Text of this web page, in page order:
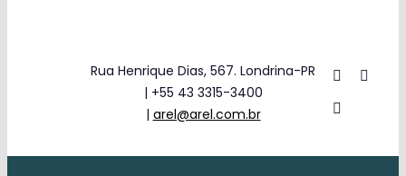
Rua Henrique Dias, 567. Londrina-PR
| +55 43 3315-3400
| arel@arel.com.br